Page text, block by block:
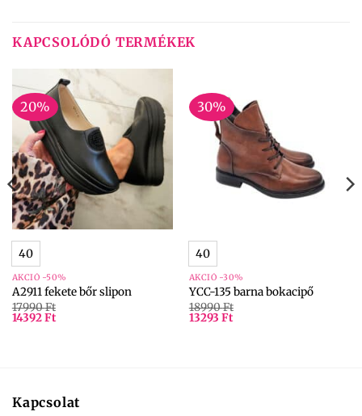
KAPCSOLÓDÓ TERMÉKEK
20%
40
AKCIÓ -50%
A2911 fekete bőr slipon
17990Ft
14392Ft
30%
40
AKCIÓ -30%
YCC-135 barna bokacipő
18990Ft
13293 Ft
Kapcsolat